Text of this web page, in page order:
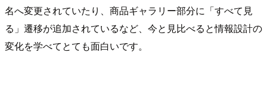
名へ変更されていたり、商品ギャラリー部分に「すべて見
る」遷移が追加されているなど、今と見比べると情報設計の
変化を学べてとても面白いです。